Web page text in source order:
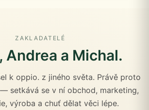
ZAKLADATELÉ
Andrea a Michal.
k oppio. z jiného světa. Právě proto
setkává se v ní obchod, marketing,
výroba a chuť dělat věci lépe.